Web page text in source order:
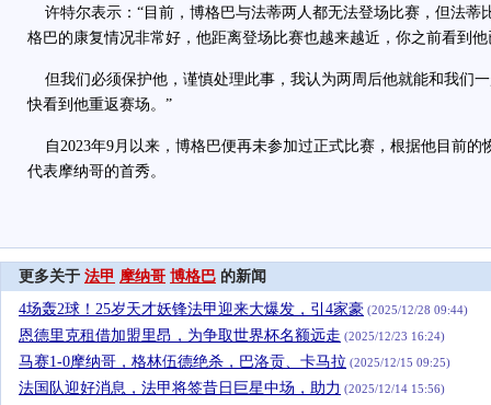
许特尔表示：“目前，博格巴与法蒂两人都无法登场比赛，但法蒂
格巴的康复情况非常好，他距离登场比赛也越来越近，你之前看到
但我们必须保护他，谨慎处理此事，我认为两周后他就能和我们
快看到他重返赛场。”
自2023年9月以来，博格巴便再未参加过正式比赛，根据他目前的
代表摩纳哥的首秀。
更多关于 法甲 摩纳哥 博格巴 的新闻
4场轰2球！25岁天才妖锋法甲迎来大爆发，引4家豪 (2025/12/28 09:44)
恩德里克租借加盟里昂，为争取世界杯名额远走 (2025/12/23 16:24)
马赛1-0摩纳哥，格林伍德绝杀，巴洛贡、卡马拉 (2025/12/15 09:25)
法国队迎好消息，法甲将签昔日巨星中场，助力 (2025/12/14 15:56)